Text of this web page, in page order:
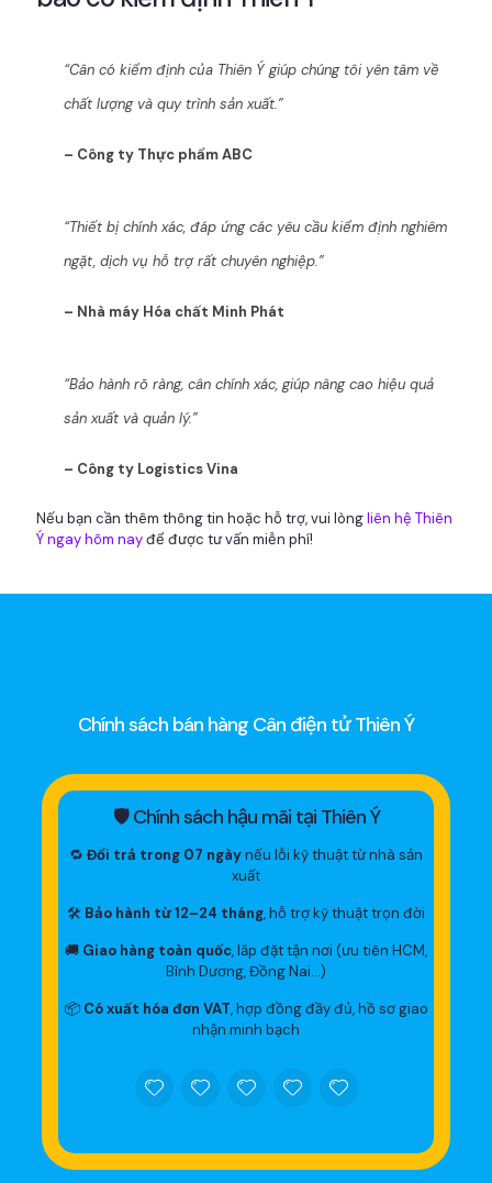
“Cân có kiểm định của Thiên Ý giúp chúng tôi yên tâm về
chất lượng và quy trình sản xuất.”
– Công ty Thực phẩm ABC
“Thiết bị chính xác, đáp ứng các yêu cầu kiểm định nghiêm
ngặt, dịch vụ hỗ trợ rất chuyên nghiệp.”
– Nhà máy Hóa chất Minh Phát
“Bảo hành rõ ràng, cân chính xác, giúp nâng cao hiệu quả
sản xuất và quản lý.”
– Công ty Logistics Vina
Nếu bạn cần thêm thông tin hoặc hỗ trợ, vui lòngliên hệ Thiên
Ý ngay hôm nayđể được tư vấn miễn phí!
Chính sách bán hàng Cân điện tử Thiên Ý
🛡 Chính sách hậu mãi tại Thiên Ý
🔁 Đổi trả trong 07 ngàynếu lỗi kỹ thuật từ nhà sản
xuất
🛠 Bảo hành từ 12–24 tháng, hỗ trợ kỹ thuật trọn đời
🚚 Giao hàng toàn quốc, lắp đặt tận nơi (ưu tiên HCM,
Bình Dương, Đồng Nai…)
📦 Có xuất hóa đơn VAT, hợp đồng đầy đủ, hồ sơ giao
nhận minh bạch